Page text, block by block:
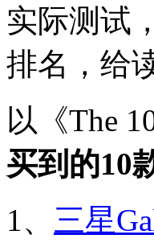
实际测试
排名，给
以《The
买到的10
1、 三星